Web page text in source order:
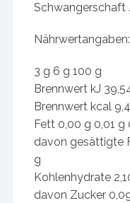
Schwangerschaft
Nährwertangaben:
3 g 6 g 100 g
Brennwert kJ
Brennwert kcal
Fett 0,00 g 0,01 g
davon gesättigte
g
Kohlenhydrate
davon Zucker